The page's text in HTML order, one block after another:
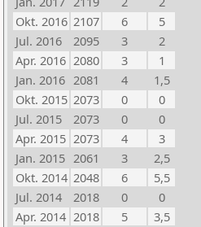
Okt. 2016 2107 6
5
Jul. 2016
2095 3
2
Apr. 2016 2080 3
1
Jan. 2016 2081 4
1,5
Okt. 2015 2073 0
0
Jul. 2015
2073 0
0
Apr. 2015 2073 4
3
Jan. 2015 2061 3
2,5
Okt. 2014 2048 6
5,5
Jul. 2014
2018 0
0
Apr. 2014 2018 5
3,5